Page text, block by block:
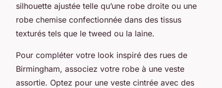
silhouette ajustée telle qu’une robe droite ou une
robe chemise confectionnée dans des tissus
texturés tels que le tweed ou la laine.
Pour compléter votre look inspiré des rues de
Birmingham, associez votre robe à une veste
assortie. Optez pour une veste cintrée avec des